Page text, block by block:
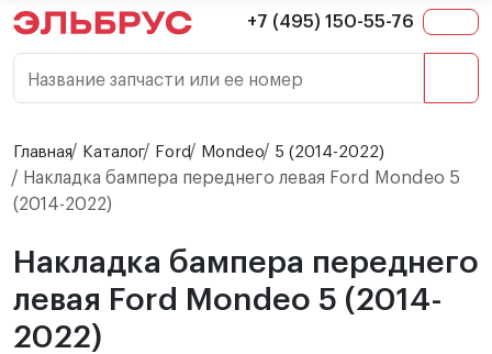
+7 (495) 150-55-76
Название запчасти или ее номер
Главная Каталог Ford Mondeo 5 (2014-2022)
Накладка бампера переднего левая Ford Mondeo 5
(2014-2022)
Накладка бампера переднего
левая Ford Mondeo 5 (2014-
2022)